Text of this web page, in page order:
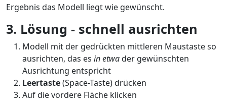
Ergebnis das Modell liegt wie gewünscht.
3. Lösung - schnell ausrichten
⁠Modell mit der gedrückten mittleren Maustaste so
ausrichten, das es in etwader gewünschten
Ausrichtung entspricht
Leertaste(Space-Taste) drücken
Auf die vordere Fläche klicken